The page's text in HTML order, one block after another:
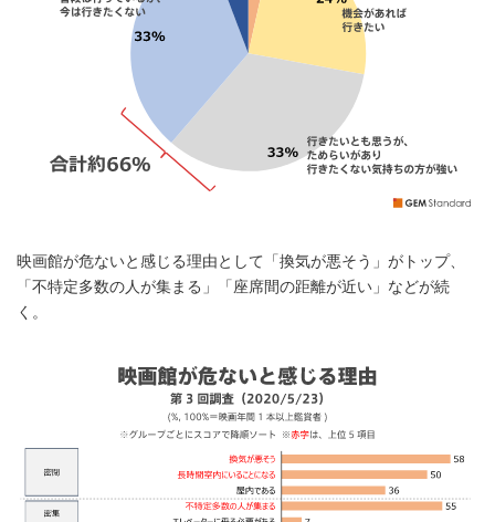
映画館が危ないと感じる理由として「換気が悪そう」がトップ、
「不特定多数の人が集まる」「座席間の距離が近い」などが続
く。